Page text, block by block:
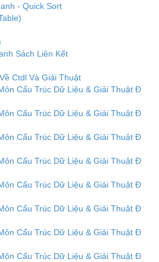
- Quick Sort
Sách Liên Kết
Ctdl Và Giải Thuật
Cấu Trúc Dữ Liệu & Giải Thuật Đ
Cấu Trúc Dữ Liệu & Giải Thuật Đ
Cấu Trúc Dữ Liệu & Giải Thuật Đ
Cấu Trúc Dữ Liệu & Giải Thuật Đ
Cấu Trúc Dữ Liệu & Giải Thuật Đ
Cấu Trúc Dữ Liệu & Giải Thuật Đ
Cấu Trúc Dữ Liệu & Giải Thuật Đ
Cấu Trúc Dữ Liệu & Giải Thuật Đ